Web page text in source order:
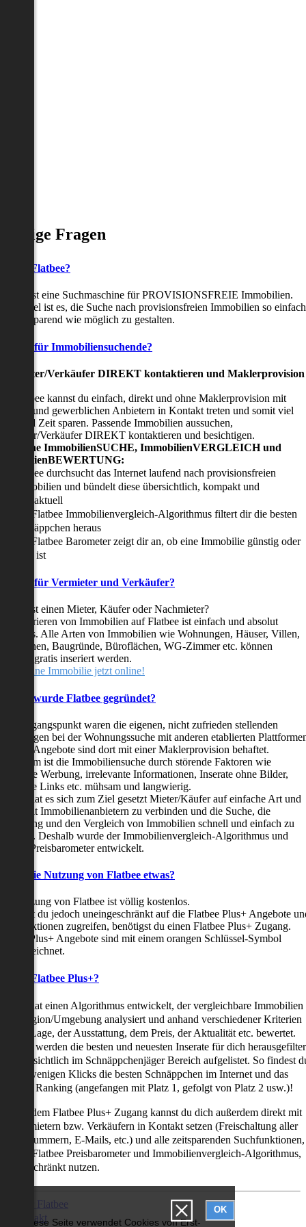
Diese Seite verwendet Cookies von Erst-
OK
Fragen
ist Flatbee?
ist eine Suchmaschine für PROVISIONSFREIE Immobilien.
Ziel ist es, die Suche nach provisionsfreien Immobilien so einfach
zeitsparend wie möglich zu gestalten.
für Immobiliensuchende?
Verkäufer DIREKT kontaktieren und Maklerprovision
Flatbee kannst du einfach, direkt und ohne Maklerprovision mit
und gewerblichen Anbietern in Kontakt treten und somit viel
und Zeit sparen. Passende Immobilien aussuchen,
Verkäufer DIREKT kontaktieren und besichtigen.
in-one ImmobilienSUCHE, ImmobilienVERGLEICH und
Flatbee durchsucht das Internet laufend nach provisionsfreien
Immobilien und bündelt diese übersichtlich, kompakt und
tagesaktuell
Der Flatbee Immobilienvergleich-Algorithmus filtert dir die besten
Schnäppchen heraus
Der Flatbee Barometer zeigt dir an, ob eine Immobilie günstig oder
teuer ist
für Vermieter und Verkäufer?
suchst einen Mieter, Käufer oder Nachmieter?
Inserieren von Immobilien auf Flatbee ist einfach und absolut
Alle Arten von Immobilien wie Wohnungen, Häuser, Villen,
Baugründe, Büroflächen, WG-Zimmer etc. können
gratis inseriert werden.
deine Immobilie jetzt online!
wurde Flatbee gegründet?
Ausgangspunkt waren die eigenen, nicht zufrieden stellenden
bei der Wohnungssuche mit anderen etablierten
alle Angebote sind dort mit einer Maklerprovision behaftet.
ist die Immobiliensuche durch störende Faktoren wie
Werbung, irrelevante Informationen, Inserate ohne Bilder,
Links etc. mühsam und langwierig.
hat es sich zum Ziel gesetzt Mieter/Käufer auf einfache Art und
mit Immobilienanbietern zu verbinden und die Suche, die
und den Vergleich von Immobilien schnell und einfach zu
Deshalb wurde der Immobilienvergleich-Algorithmus und
Preisbarometer entwickelt.
die Nutzung von Flatbee etwas?
Nutzung von Flatbee ist völlig kostenlos.
du jedoch uneingeschränkt auf die Flatbee Plus+ Angebote
zugreifen, benötigst du einen Flatbee Plus+ Zugang.
Plus+ Angebote sind mit einem orangen Schlüssel-Symbol
ist Flatbee Plus+?
hat einen Algorithmus entwickelt, der vergleichbare Immobilien
Region/Umgebung analysiert und anhand verschiedener Kriterien
der Lage, der Ausstattung, dem Preis, der Aktualität etc. bewertet.
werden die besten und neuesten Inserate für dich
übersichtlich im Schnäppchenjäger Bereich aufgelistet. So findest
nur wenigen Klicks die besten Schnäppchen im Internet und das
als Ranking (angefangen mit Platz 1, gefolgt von Platz 2 usw.)!
mit dem Flatbee Plus+ Zugang kannst du dich außerdem direkt mit
Vermietern bzw. Verkäufern in Kontakt setzen (Freischaltung aller
E-Mails, etc.) und alle zeitsparenden Suchfunktionen,
den Flatbee Preisbarometer und Immobilienvergleich-Algorithmus,
nutzen.
Über Flatbee
Kontakt